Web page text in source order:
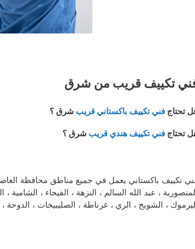
تكييف قريب من شرق
تحتاج فني تكييف باكستاني قريب شرق ؟
تحتاج فني تكييف هندي قريب شرق ؟
تكييف باكستاني يعمل في جميع مناطق محافظة
المنصورية ، عبد الله السالم ، النزهة ، الفيحاء ، الشامية
اليرموك ، الشويخ ، الري ، غرناطة ، الصليبيخات ، الدوحة